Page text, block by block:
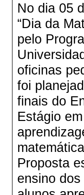
No dia 05
“Dia da
pelo
oficinas
foi
finais do
Estágio
Proposta
ensino